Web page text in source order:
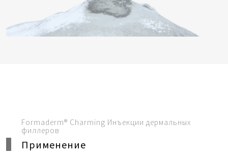
Formaderm® Charming Инъекции дермальных
филлеров
Применение